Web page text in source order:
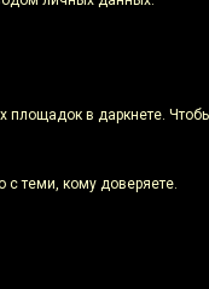
площадок в даркнете.
с теми, кому доверяете.